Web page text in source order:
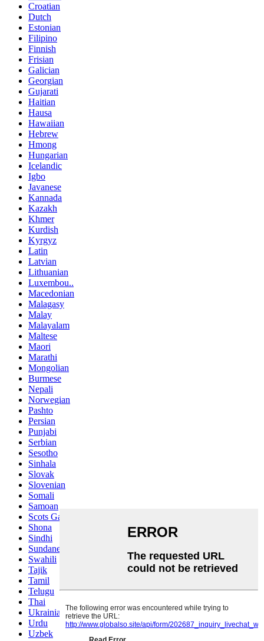
Croatian
Dutch
Estonian
Filipino
Finnish
Frisian
Galician
Georgian
Gujarati
Haitian
Hausa
Hawaiian
Hebrew
Hmong
Hungarian
Icelandic
Igbo
Javanese
Kannada
Kazakh
Khmer
Kurdish
Kyrgyz
Latin
Latvian
Lithuanian
Luxembou..
Macedonian
Malagasy
Malay
Malayalam
Maltese
Maori
Marathi
Mongolian
Burmese
Nepali
Norwegian
Pashto
Persian
Punjabi
Serbian
Sesotho
Sinhala
Slovak
Slovenian
Somali
Samoan
Scots Gaelic
Shona
Sindhi
Sundanese
Swahili
Tajik
Tamil
Telugu
Thai
Ukrainian
Urdu
Uzbek